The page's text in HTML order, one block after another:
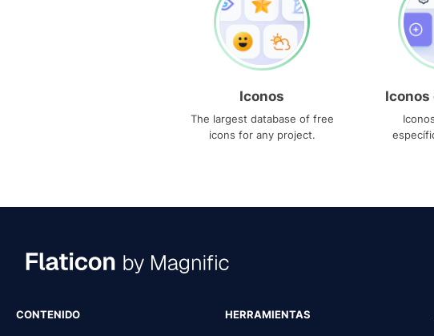
Iconos
The largest database of free
icons for any project.
CONTENIDO HERRAMIENTAS